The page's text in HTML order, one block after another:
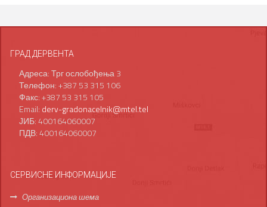
ГРАД ДЕРВЕНТА
Адреса: Трг ослобођења 3
Телефон: +387 53 315 106
Факс: +387 53 315 105
Email: derv-gradonacelnik@mtel.tel
ЈИБ: 400164060007
ПДВ: 400164060007
СЕРВИСНЕ ИНФОРМАЦИЈЕ
Организациона шема